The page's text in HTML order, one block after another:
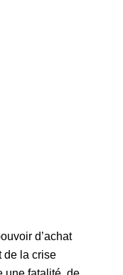
d’achat
de la crise